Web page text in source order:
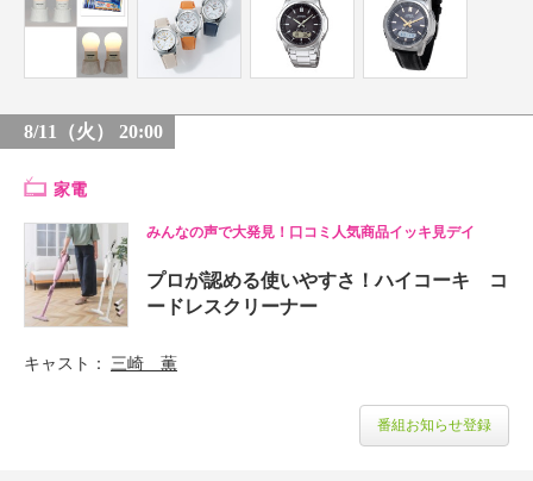
8/11（火） 20:00
家電
みんなの声で大発見！口コミ人気商品イッキ見デイ
プロが認める使いやすさ！ハイコーキ コ
ードレスクリーナー
キャスト 三崎 薫
番組お知らせ登録